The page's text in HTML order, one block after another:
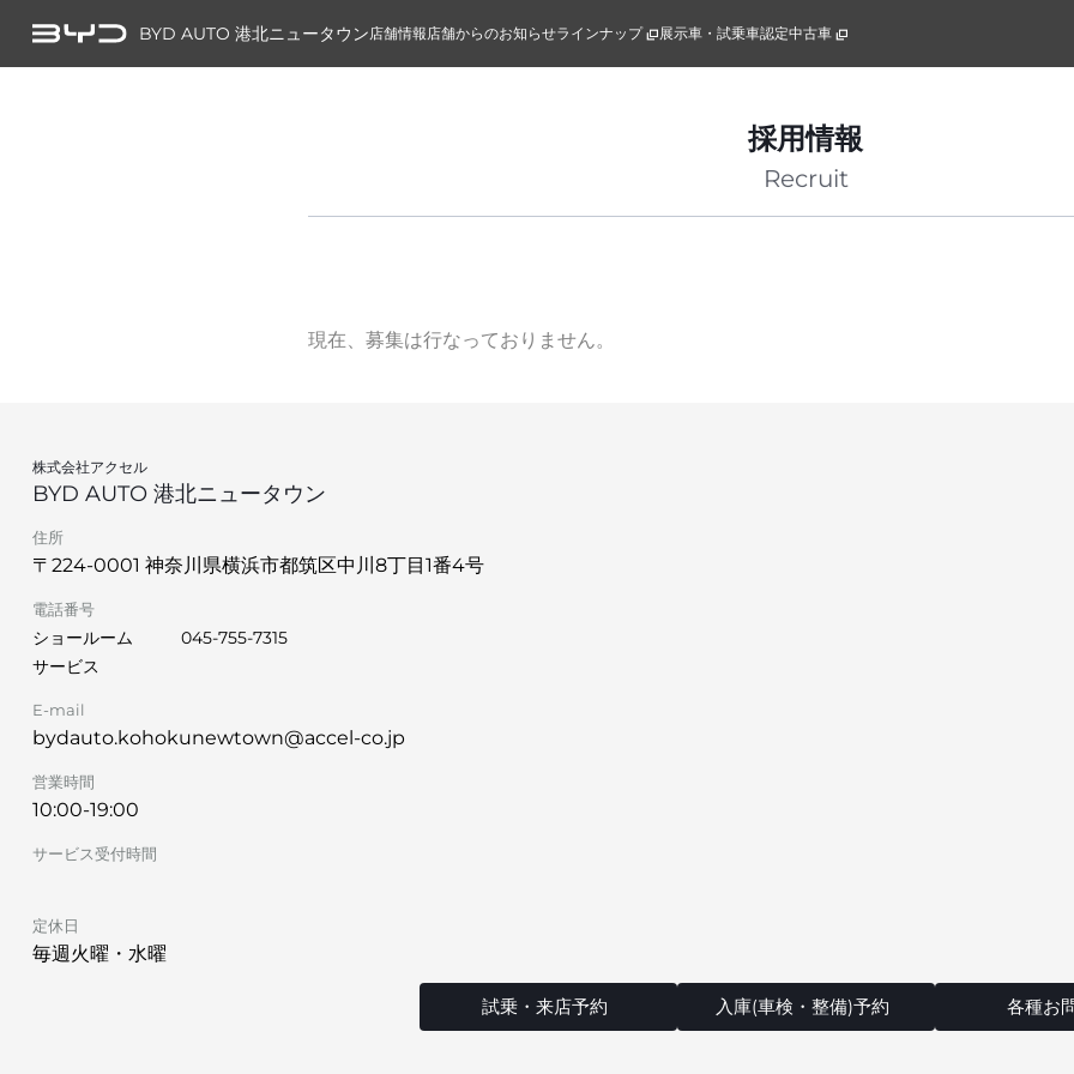
BYD AUTO 港北ニュータウン店舗情報店舗からのお知らせラインナップ 展示車・試乗車認定中古車
採用情報
Recruit
現在、募集は行なっておりません。
株式会社アクセル
BYD AUTO 港北ニュータウン
住所
〒224-0001 神奈川県横浜市都筑区中川8丁目1番4号
電話番号
ショールーム
045-755-7315
サービス
E-mail
bydauto.kohokunewtown@accel-co.jp
営業時間
10:00-19:00
サービス受付時間
定休日
毎週火曜・水曜
試乗・来店予約 入庫(車検・整備)予約 各種お